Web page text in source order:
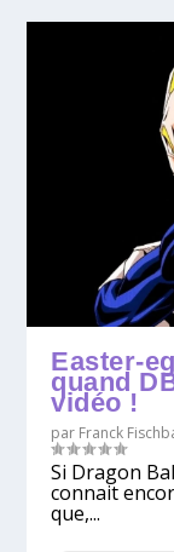
Easter-
quand
vidéo !
par Franck
Si Dragon
connait
que,...